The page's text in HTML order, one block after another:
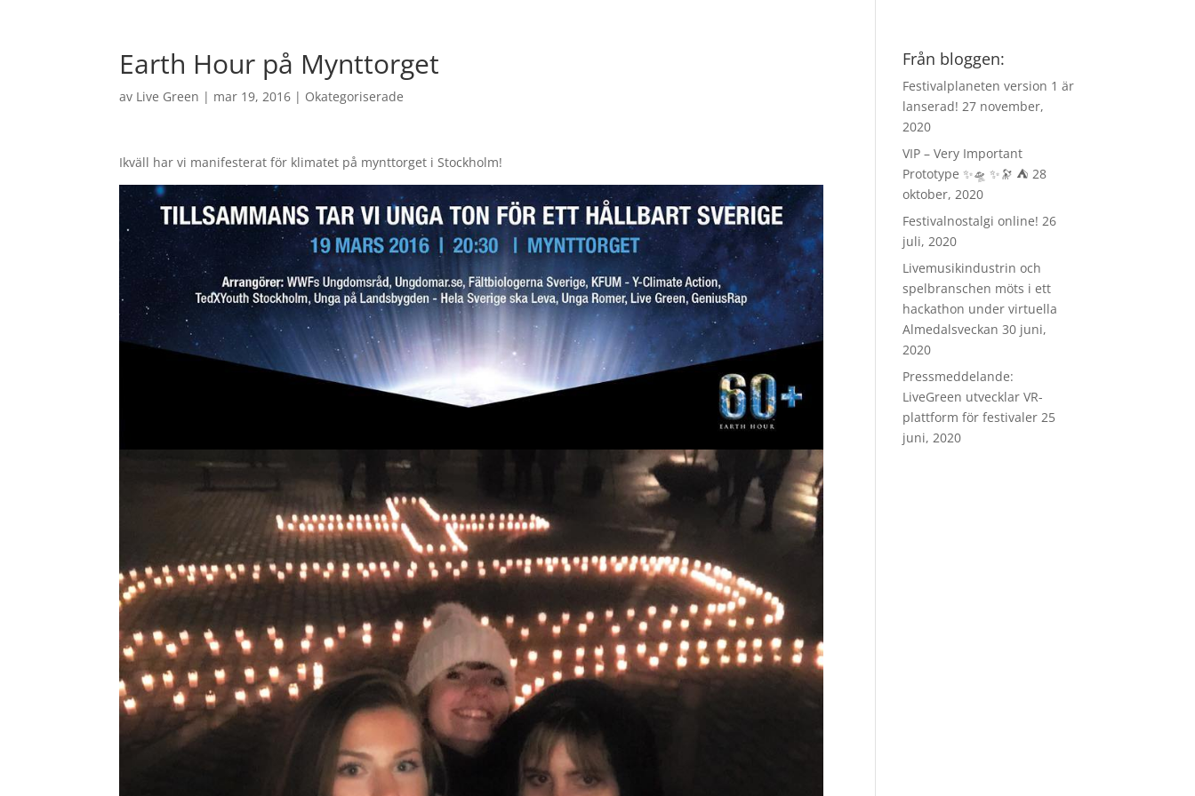
Earth Hour på Mynttorget
av Live Green | mar 19, 2016 | Okategoriserade
Ikväll har vi manifesterat för klimatet på mynttorget i Stockholm!
Från bloggen:
Festivalplaneten version 1 är
lanserad! 27 november,
2020
VIP – Very Important
Prototype ✨🛸 ✨🔭 ⛺️ 28
oktober, 2020
Festivalnostalgi online! 26
juli, 2020
Livemusikindustrin och
spelbranschen möts i ett
hackathon under virtuella
Almedalsveckan 30 juni,
2020
Pressmeddelande:
LiveGreen utvecklar VR-
plattform för festivaler 25
juni, 2020